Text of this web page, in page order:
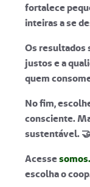
fortalece
inteiras a se
Os resultados
justos e a
quem
No fim,
consciente.
sustentável.
Acesse
escolha o